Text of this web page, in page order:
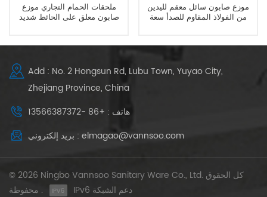
ملحقات الحمام التجاري موزع
صابون معلق على الحائط شديد
موزع صابون سائل معقم لليدين
من الفولاذ المقاوم للصدأ سعة
Add : No. 2 Hongsun Rd, Lubu Town, Yuyao City,
Zhejiang Province, China
هاتف : +86 -13566387372
بريد إلكتروني : elmagao@vannsoo.com
© 2026 Ningbo Vannsoo Sanitary Ware Co., Ltd. كل الحقوق
محفوظة .
IPv6 دعم الشبكة